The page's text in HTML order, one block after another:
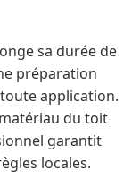
sa durée de
préparation
application.
du toit
garantit
locales.